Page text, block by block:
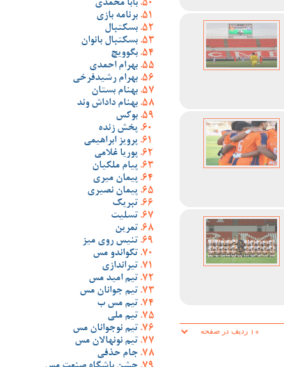
بابا محمدی
برنامه بازی
بسکتبال
بسکتبال بانوان
بگوویچ
بهرام احمدی
بهرام رشیدفرخی
بهنام بستان
بهنام داداش وند
بوکس
پخش زنده
پرویز ابراهیمی
پوریا غلامی
پیام ملکیان
پیمان میری
پیمان نصیری
تبریک
تسلیت
تمرین
تنیس روی میز
تکواندو مس
تیراندازی
تیم امید مس
تیم جوانان مس
تیم مس ب
تیم ملی
تیم نوجوانان مس
تیم نونهالان مس
جام حذفی